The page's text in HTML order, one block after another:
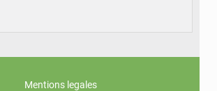
Mentions legales